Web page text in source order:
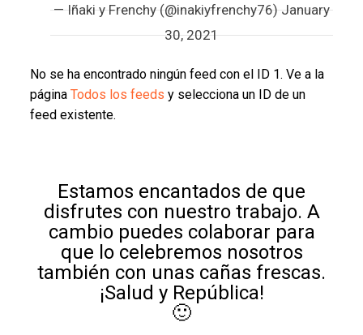
— Iñaki y Frenchy (@inakiyfrenchy76)January
30, 2021
No se ha encontrado ningún feed con el ID 1. Ve a la
página Todos los feeds y selecciona un ID de un
feed existente.
Estamos encantados de que
disfrutes con nuestro trabajo. A
cambio puedes colaborar para
que lo celebremos nosotros
también con unas cañas frescas.
¡Salud y República!
🙂